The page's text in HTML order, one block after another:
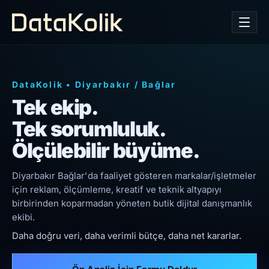
DataKolik • Diyarbakır / Bağlar
Tek ekip.
Tek sorumluluk.
Ölçülebilir büyüme.
Diyarbakır Bağlar'da faaliyet gösteren markalar/işletmeler
için reklam, ölçümleme, kreatif ve teknik altyapıyı
birbirinden koparmadan yöneten butik dijital danışmanlık
ekibi.
Daha doğru veri, daha verimli bütçe, daha net kararlar.